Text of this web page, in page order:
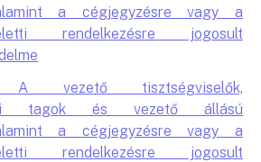
a cégjegyzésre vagy a
rendelkezésre jogosult
A vezető tisztségviselők,
tagok és vezető állású
a cégjegyzésre vagy a
rendelkezésre jogosult